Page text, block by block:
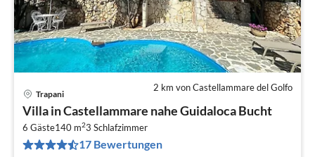
2 km von Castellammare del Golfo
Trapani
Villa in Castellammare nahe Guidaloca Bucht
6 Gäste140 m23 Schlafzimmer
17 Bewertungen